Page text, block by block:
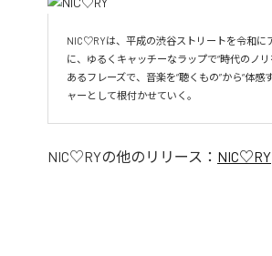
NIC♡RYは、平成の渋谷ストリートを令和に
に、ゆるくキャッチーなラップで“時代のノ
あるフレーズで、音楽を“聴くもの”から“体
ャーとして根付かせていく。
NIC♡RYの他のリリース： NIC♡RY